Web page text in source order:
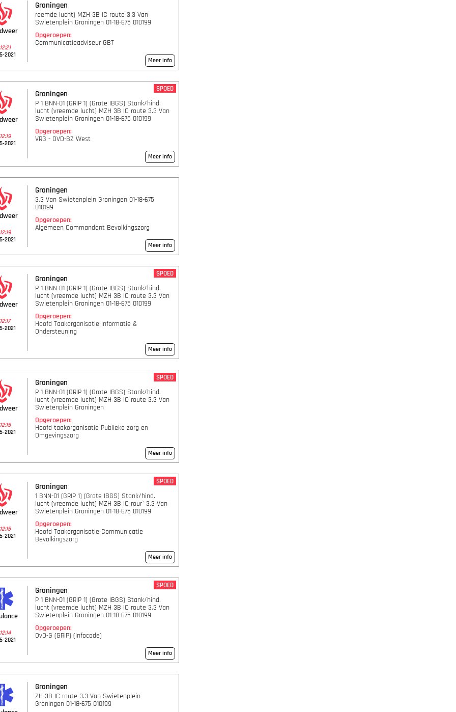
2021
Groningen
reemde lucht) MZH 3B IC route 3.3 Van
Swietenplein Groningen 01-18-675 010199
Opgeroepen:
Communicatieadviseur GBT
Meer info
2021
Groningen
SPOED
P 1 BNN-01 (GRIP 1) (Grote IBGS) Stank/hind.
lucht (vreemde lucht) MZH 3B IC route 3.3 Van
Swietenplein Groningen 01-18-675 010199
Opgeroepen:
VRG - OVD-BZ West
Meer info
2021
Groningen
3.3 Van Swietenplein Groningen 01-18-675
010199
Opgeroepen:
Algemeen Commandant Bevolkingszorg
Meer info
2021
Groningen
SPOED
P 1 BNN-01 (GRIP 1) (Grote IBGS) Stank/hind.
lucht (vreemde lucht) MZH 3B IC route 3.3 Van
Swietenplein Groningen 01-18-675 010199
Opgeroepen:
Hoofd Taakorganisatie Informatie &
Ondersteuning
Meer info
2021
Groningen
SPOED
P 1 BNN-01 (GRIP 1) (Grote IBGS) Stank/hind.
lucht (vreemde lucht) MZH 3B IC route 3.3 Van
Swietenplein Groningen
Opgeroepen:
Hoofd taakorganisatie Publieke zorg en
Omgevingszorg
Meer info
2021
Groningen
SPOED
1 BNN-01 (GRIP 1) (Grote IBGS) Stank/hind.
lucht (vreemde lucht) MZH 3B IC rour` 3.3 Van
Swietenplein Groningen 01-18-675 010199
Opgeroepen:
Hoofd Taakorganisatie Communicatie
Bevolkingszorg
Meer info
2021
Groningen
SPOED
P 1 BNN-01 (GRIP 1) (Grote IBGS) Stank/hind.
lucht (vreemde lucht) MZH 3B IC route 3.3 Van
Swietenplein Groningen 01-18-675 010199
Opgeroepen:
OvD-G (GRIP) (Infocode)
Meer info
Groningen
ZH 3B IC route 3.3 Van Swietenplein
Groningen 01-18-675 010199